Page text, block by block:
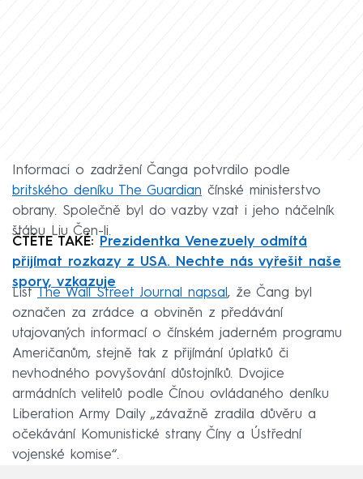
Informaci o zadržení Čanga potvrdilo podle
britského deníku The Guardian čínské ministerstvo
obrany. Společně byl do vazby vzat i jeho náčelník
štábu Liu Čen-li.
ČTĚTE TAKÉ:
Prezidentka Venezuely odmítá
přijímat rozkazy z USA. Nechte nás vyřešit naše
spory, vzkazuje
List The Wall Street Journal napsal , že Čang byl
označen za zrádce a obviněn z předávání
utajovaných informací o čínském jaderném programu
Američanům, stejně tak z přijímání úplatků či
nevhodného povyšování důstojníků. Dvojice
armádních velitelů podle Čínou ovládaného deníku
Liberation Army Daily „závažně zradila důvěru a
očekávání Komunistické strany Číny a Ústřední
vojenské komise“.